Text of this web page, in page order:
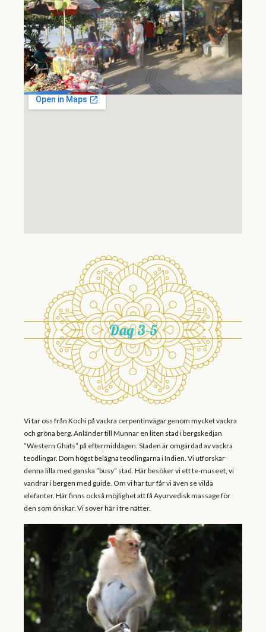
Dag 3-5
Vi tar oss från Kochi på vackra cerpentinvägar genom mycket vackra
och gröna berg. Anländer till Munnar en liten stad i bergskedjan
”Western Ghats” på eftermiddagen. Staden är omgärdad av vackra
teodlingar. Dom högst belägna teodlingarna i Indien. Vi utforskar
denna lilla med ganska ”busy” stad. Här besöker vi ett te-museet, vi
vandrar i bergen med guide. Om vi har tur får vi även se vilda
elefanter. Här finns också möjlighet att få Ayurvedisk massage för
den som önskar. Vi sover här i tre nätter.